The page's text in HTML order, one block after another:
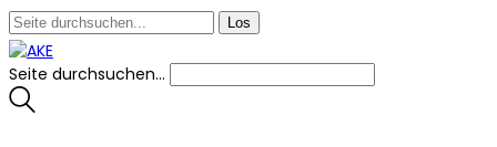
Seite durchsuchen...